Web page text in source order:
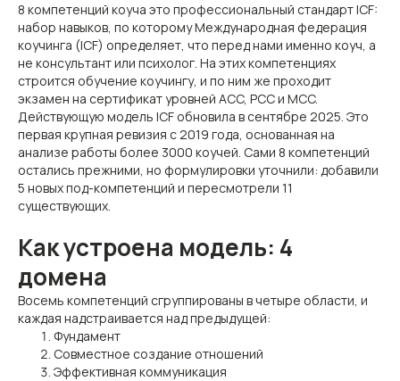
8 компетенций коуча это профессиональный стандарт ICF:
набор навыков, по которому Международная федерация
коучинга (ICF) определяет, что перед нами именно коуч, а
не консультант или психолог. На этих компетенциях
строится обучение коучингу, и по ним же проходит
экзамен на сертификат уровней ACC, PCC и MCC.
Действующую модель ICF обновила в сентябре 2025. Это
первая крупная ревизия с 2019 года, основанная на
анализе работы более 3000 коучей. Сами 8 компетенций
остались прежними, но формулировки уточнили: добавили
5 новых под-компетенций и пересмотрели 11
существующих.
Как устроена модель: 4
домена
Восемь компетенций сгруппированы в четыре области, и
каждая надстраивается над предыдущей:
Фундамент
Совместное создание отношений
Эффективная коммуникация